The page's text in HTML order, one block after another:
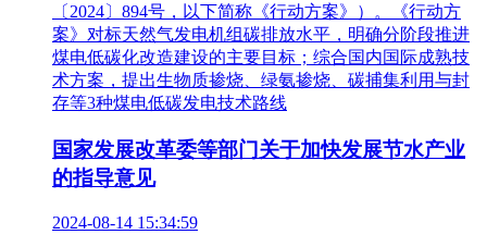
〔2024〕894号，以下简称《行动方案》）。《行动方
案》对标天然气发电机组碳排放水平，明确分阶段推进
煤电低碳化改造建设的主要目标；综合国内国际成熟技
术方案，提出生物质掺烧、绿氨掺烧、碳捕集利用与封
存等3种煤电低碳发电技术路线
国家发展改革委等部门关于加快发展节水产业
的指导意见
2024-08-14 15:34:59